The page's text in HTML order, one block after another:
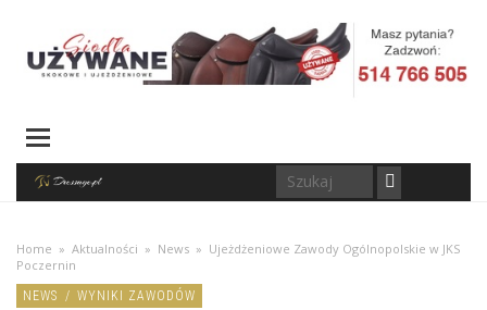
Home » Aktualności » News » Ujeżdżeniowe Zawody Ogólnopolskie w JKS
Poczernin
NEWS / WYNIKI ZAWODÓW